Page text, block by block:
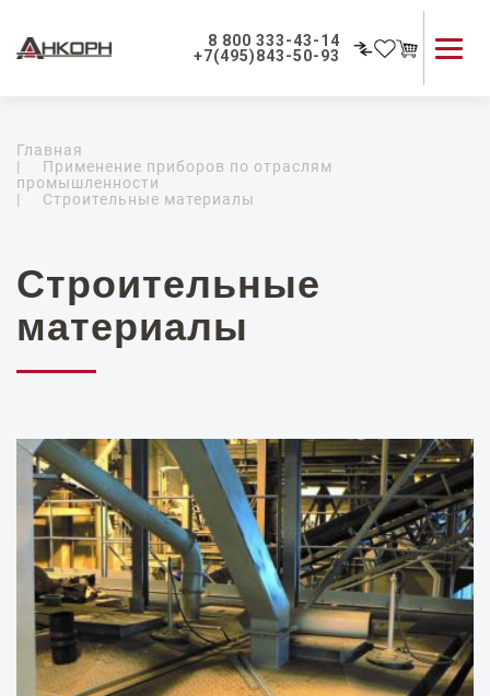
8 800 333-43-14
+7(495)843-50-93
Главная
|
Применение приборов по отраслям
промышленности
|
Строительные материалы
Строительные
материалы